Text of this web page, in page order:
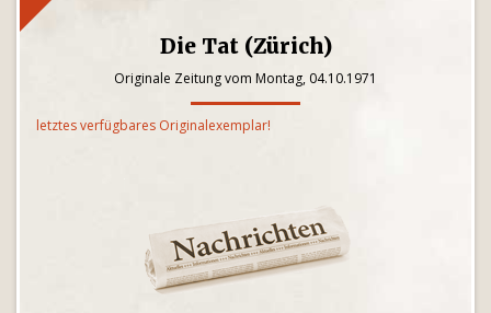
Die Tat (Zürich)
Originale Zeitung vom Montag, 04.10.1971
letztes verfügbares Originalexemplar!